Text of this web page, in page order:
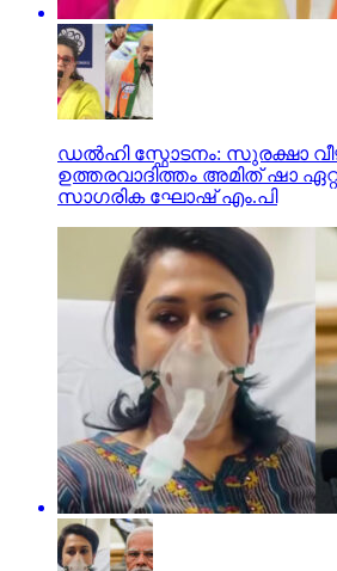
ഡൽഹി സ്ഫോടനം: സുരക്ഷാ
ഉത്തരവാദിത്തം അമിത് ഷാ
സാഗരിക ഘോഷ് എം.പി